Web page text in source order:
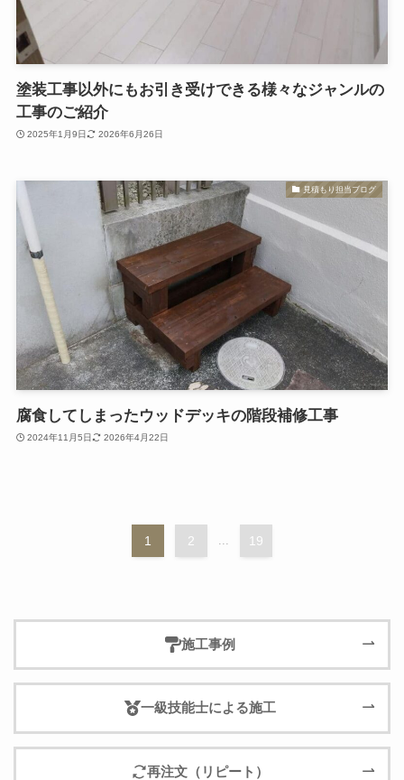
塗装工事以外にもお引き受けできる様々なジャンルの
工事のご紹介
2025年1月9日 2026年6月26日
見積もり担当ブログ
腐食してしまったウッドデッキの階段補修工事
2024年11月5日 2026年4月22日
1 2 19
施工事例
一級技能士による施工
再注文（リピート）